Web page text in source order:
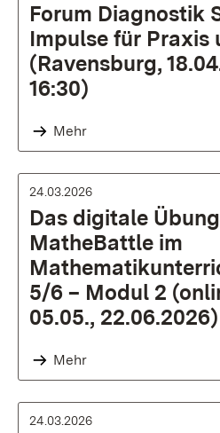
Forum Diagnostik
Impulse für Praxis
(Ravensburg,
16:30)
Mehr
24.03.2026
Das digitale
MatheBattle im
5/6 – Modul 2
05.05., 22.06.2026)
Mehr
24.03.2026